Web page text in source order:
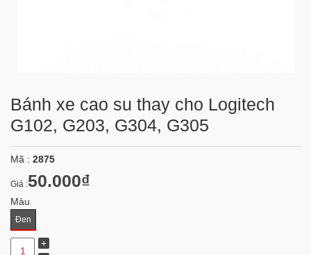
Bánh xe cao su thay cho Logitech
G102, G203, G304, G305
Mã : 2875
Giá :50.000₫
Màu
Đen